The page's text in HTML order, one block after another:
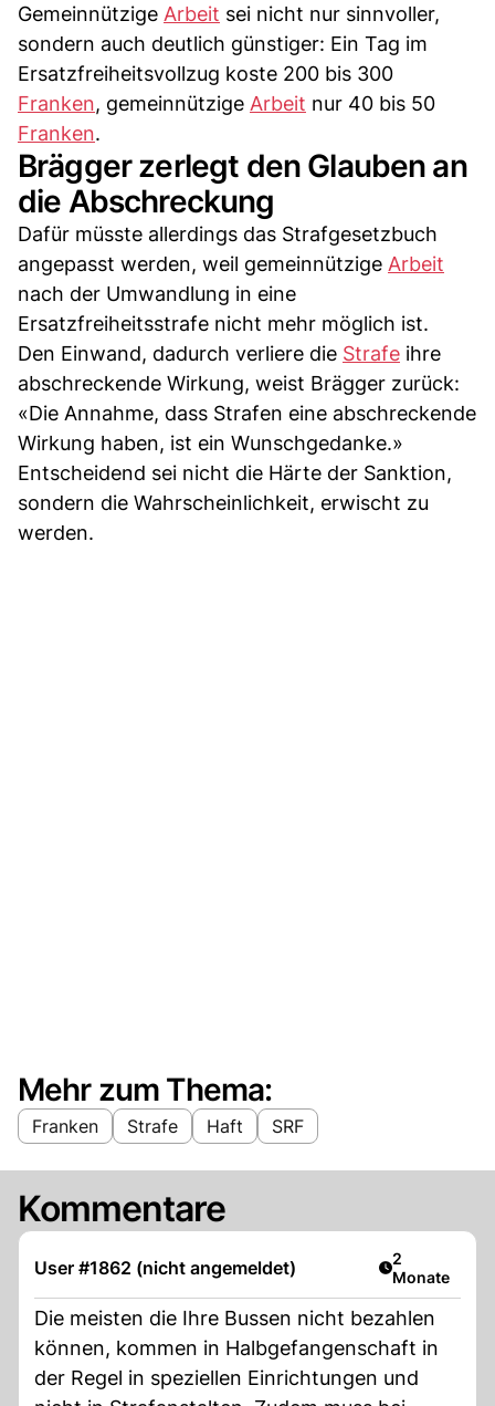
Gemeinnützige Arbeit sei nicht nur sinnvoller,
sondern auch deutlich günstiger: Ein Tag im
Ersatzfreiheitsvollzug koste 200 bis 300
Franken, gemeinnützige Arbeit nur 40 bis 50
Franken.
Brägger zerlegt den Glauben an
die Abschreckung
Dafür müsste allerdings das Strafgesetzbuch
angepasst werden, weil gemeinnützige Arbeit
nach der Umwandlung in eine
Ersatzfreiheitsstrafe nicht mehr möglich ist.
Den Einwand, dadurch verliere die Strafe ihre
abschreckende Wirkung, weist Brägger zurück:
«Die Annahme, dass Strafen eine abschreckende
Wirkung haben, ist ein Wunschgedanke.»
Entscheidend sei nicht die Härte der Sanktion,
sondern die Wahrscheinlichkeit, erwischt zu
werden.
Mehr zum Thema:
Franken Strafe Haft SRF
Kommentare
User #1862 (nicht angemeldet) Artikel
2
Monate
Die meisten die Ihre Bussen nicht bezahlen
können, kommen in Halbgefangenschaft in
der Regel in speziellen Einrichtungen und